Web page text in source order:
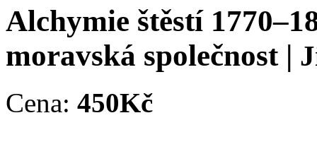
Alchymie štěstí
moravská společnost|
Cena: 450Kč